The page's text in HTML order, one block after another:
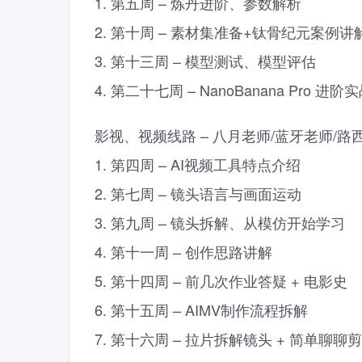
2. 第十周 – 素材集准备+钛骨纪元案例讲
3. 第十三周 – 模型测试、模型评估
4. 第二十七周 – NanoBanana Pro 进阶
影视、视频线路 – 八月老师/蓝牙老师/路
1. 第四周 – AI视频工具特点介绍
2. 第七周 – 镜头语言与画面运动
3. 第九周 – 镜头拆解、从模仿开始学习
4. 第十一周 – 创作思路讲解
5. 第十四周 – 前几次作业答疑 + 电影史
6. 第十五周 – AIMV制作流程拆解
7. 第十六周 – 拉片拆解镜头 + 简单聊聊